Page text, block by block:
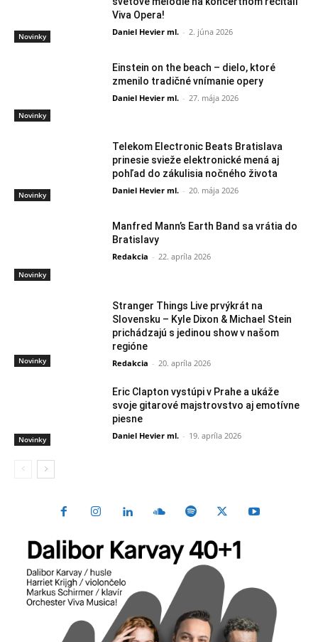
Novinky
Viva Opera!
Daniel Hevier ml. - 2. júna 2026
Novinky
Einstein on the beach – dielo, ktoré
zmenilo tradičné vnímanie opery
Daniel Hevier ml. - 27. mája 2026
Novinky
Telekom Electronic Beats Bratislava
prinesie svieže elektronické mená aj
pohľad do zákulisia nočného života
Daniel Hevier ml. - 20. mája 2026
Novinky
Manfred Mann’s Earth Band sa vrátia do
Bratislavy
Redakcia - 22. apríla 2026
Novinky
Stranger Things Live prvýkrát na
Slovensku – Kyle Dixon & Michael Stein
prichádzajú s jedinou show v našom
regióne
Redakcia - 20. apríla 2026
Novinky
Eric Clapton vystúpi v Prahe a ukáže
svoje gitarové majstrovstvo aj emotívne
piesne
Daniel Hevier ml. - 19. apríla 2026